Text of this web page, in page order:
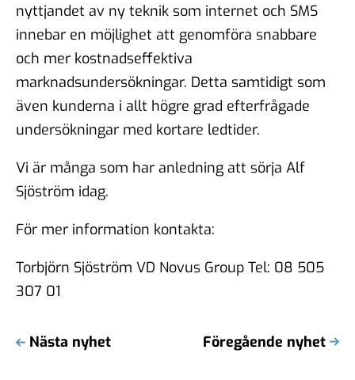
nyttjandet av ny teknik som internet och SMS
innebar en möjlighet att genomföra snabbare
och mer kostnadseffektiva
marknadsundersökningar. Detta samtidigt som
även kunderna i allt högre grad efterfrågade
undersökningar med kortare ledtider.
Vi är många som har anledning att sörja Alf
Sjöström idag.
För mer information kontakta:
Torbjörn Sjöström VD Novus Group Tel: 08 505
307 01
Nästa nyhet Föregående nyhet